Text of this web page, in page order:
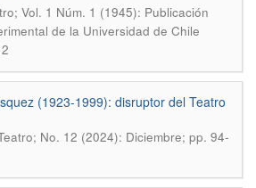
Vol. 1 Núm. 1 (1945): Publicación
de la Universidad de Chile
(1923-1999): disruptor del Teatro
No. 12 (2024): Diciembre; pp. 94-